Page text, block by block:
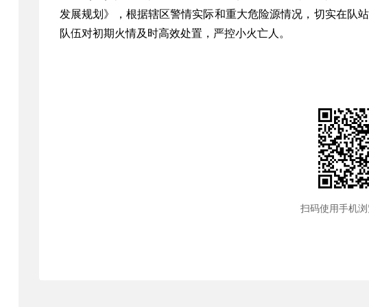
发展规划》，根据辖区警情实际和重大危险源情况，切实在队
队伍对初期火情及时高效处置，严控小火亡人 。
扫码使用手机